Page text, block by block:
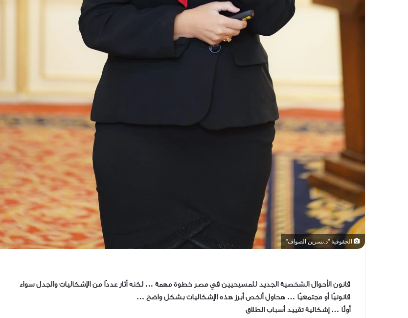
الحقوقية "د.نسرين الصواف"
قانون الأحوال الشخصية الجديد للمسيحيين في مصر خطوة مهمة … لكنه أثار عددًا من الإشكاليات والجدل سواء
قانونيًا أو مجتمعيًا … هحاول ألخص أبرز هذه الإشكاليات بشكل واضح …
أولًا … إشكالية تقييد أسباب الطلاق